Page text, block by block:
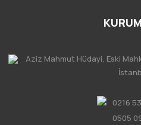
Aziz Mahmut Hüdayi, Eski
0216
0505